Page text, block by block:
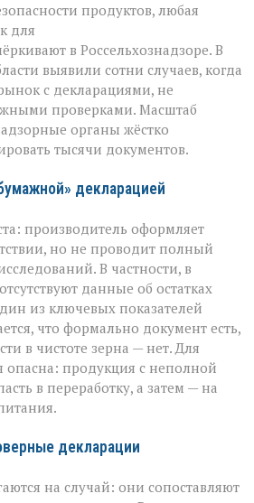
под
Ростовской
области
вскрыли
массовые
нарушения
декларирования
продуктов, любая
для
в Россельхознадзоре. В
выявили сотни случаев, когда
с декларациями, не
проверками. Масштаб
органы жёстко
тысячи документов.
декларацией
производитель оформляет
но не проводит полный
В частности, в
данные об остатках
из ключевых показателей
что формально документ есть,
в чистоте зерна — нет. Для
опасна: продукция с неполной
в переработку, а затем — на
декларации
на случай: они сопоставляют